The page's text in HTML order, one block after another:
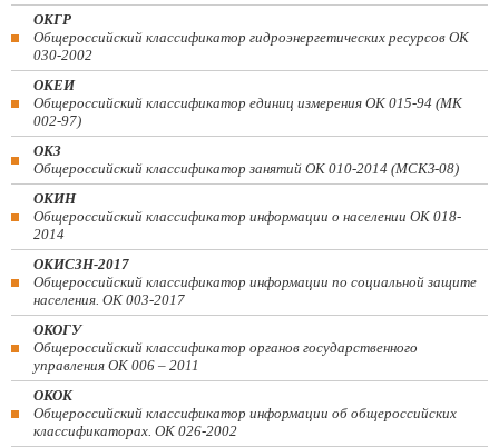
ОКГР
Общероссийский классификатор гидроэнергетических ресурсов ОК
030-2002
ОКЕИ
Общероссийский классификатор единиц измерения ОК 015-94 (МК
002-97)
ОКЗ
Общероссийский классификатор занятий ОК 010-2014 (МСКЗ-08)
ОКИН
Общероссийский классификатор информации о населении ОК 018-
2014
ОКИСЗН-2017
Общероссийский классификатор информации по социальной защите
населения. ОК 003-2017
ОКОГУ
Общероссийский классификатор органов государственного
управления ОК 006 – 2011
ОКОК
Общероссийский классификатор информации об общероссийских
классификаторах. ОК 026-2002